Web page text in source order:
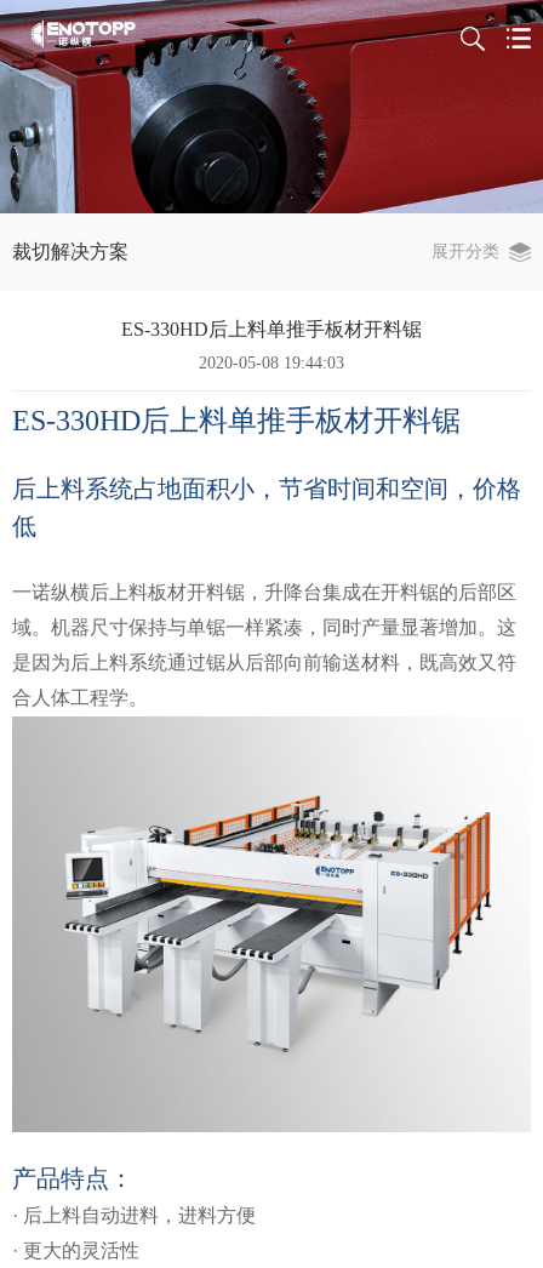
裁切解决方案 展开分类
ES-330HD后上料单推手板材开料锯
2020-05-08 19:44:03
ES-330HD后上料单推手板材开料锯
后上料系统占地面积小，节省时间和空间，价格
低
一诺纵横后上料板材开料锯，升降台集成在开料锯的后部区
域。机器尺寸保持与单锯一样紧凑，同时产量显著增加。这
是因为后上料系统通过锯从后部向前输送材料，既高效又符
合人体工程学。
产品特点：
· 后上料自动进料，进料方便
· 更大的灵活性